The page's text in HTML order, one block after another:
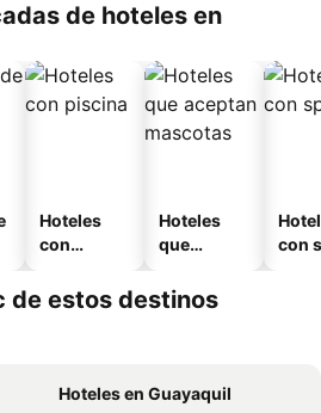
de hoteles en
Hoteles
con
Hoteles
que
mascotas
con
de estos destinos
Hoteles en Guayaquil